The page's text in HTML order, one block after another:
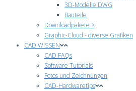
3D-Modelle DWG
Bauteile
Downloadpakete >
Graphic-Cloud - diverse Grafiken
CAD WISSEN
CAD FAQs
Software Tutorials
Fotos und Zeichnungen
CAD-Hardwaretips